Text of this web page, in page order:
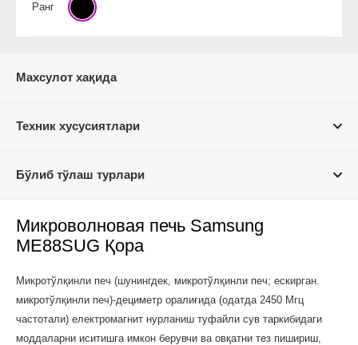
Ранг
Махсулот хақида
Техник хусусиятлари
Бўлиб тўлаш турлари
Микроволновая печь Samsung
ME88SUG Қора
Микротўлқинли печ (шунингдек, микротўлқинли печ; ескирган.
микротўлқинли печ)-дециметр оралиғида (одатда 2450 Мгц
частотали) електромагнит нурланиш туфайли сув таркибидаги
моддаларни иситишга имкон берувчи ва овқатни тез пишириш,